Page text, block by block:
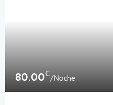
80.00€/Noche